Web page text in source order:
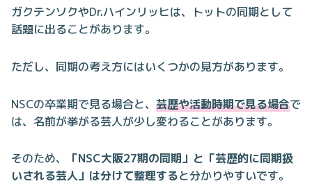
ガクテンソクやDr.ハインリッヒは、トットの同期として
話題に出ることがあります。
ただし、同期の考え方にはいくつかの見方があります。
NSCの卒業期で見る場合と、 芸歴や活動時期で見る場合で
は、名前が挙がる芸人が少し変わることがあります。
そのため、
「NSC大阪27期の同期」と「芸歴的に同期扱
いされる芸人」は分けて整理すると分かりやすいです。